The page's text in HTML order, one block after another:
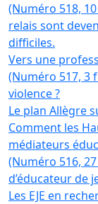
(Numéro 518,
relais sont
difficiles.
Vers une
(Numéro 517, 3
violence ?
Le plan Allègre
Comment les
médiateurs
(Numéro 516,
d’éducateur de
Les EJE en